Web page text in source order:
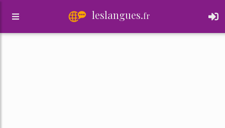
leslangues.fr